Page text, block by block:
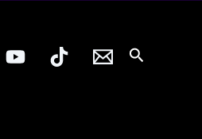
Pesquisar